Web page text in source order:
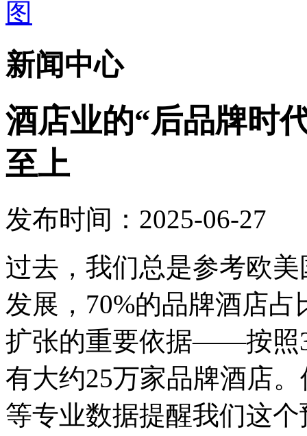
新闻中心
酒店业的“后品牌时
至上
发布时间：2025-06-27
过去，我们总是参考欧
发展，70%的品牌酒店
扩张的重要依据——按照
有大约25万家品牌酒店
等专业数据提醒我们这